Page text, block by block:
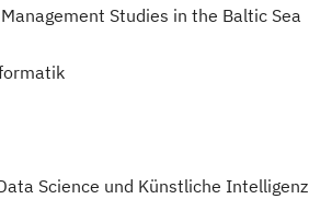
Studies in the Baltic Sea
Science und Künstliche Intelligenz